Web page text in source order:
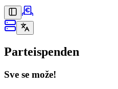
Parteispenden
Sve se može!